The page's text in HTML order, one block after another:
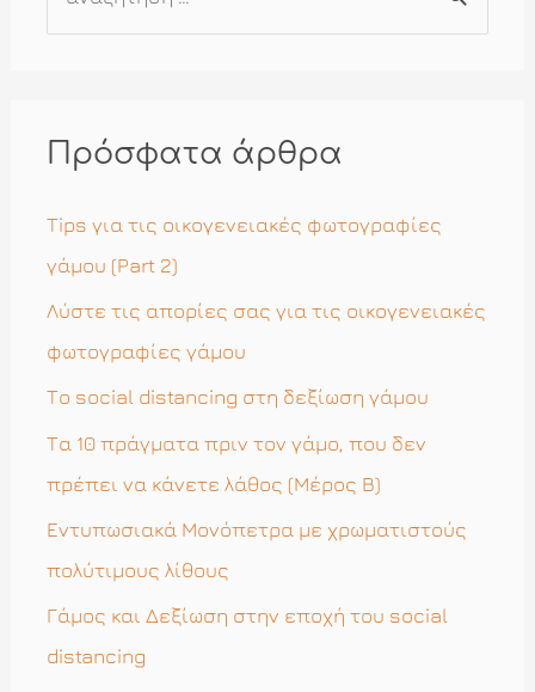
ή
η
σ
η
γ
Πρόσφατα άρθρα
Tips για τις οικογενειακές φωτογραφίες
γάμου (Part 2)
Λύστε τις απορίες σας για τις οικογενειακές
φωτογραφίες γάμου
Το social distancing στη δεξίωση γάμου
Τα 10 πράγματα πριν τον γάμο, που δεν
πρέπει να κάνετε λάθος (Μέρος Β)
Εντυπωσιακά Μονόπετρα με χρωματιστούς
πολύτιμους λίθους
Γάμος και Δεξίωση στην εποχή του social
distancing